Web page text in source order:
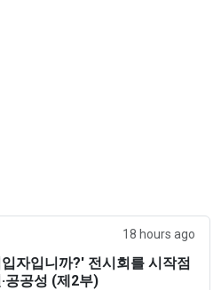
18 hours ago
자입니까?' 전시회를 시작점
공공성 (제2부)